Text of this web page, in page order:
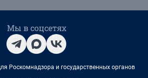
Мы в соцсетях
Роскомнадзора и государственных органов